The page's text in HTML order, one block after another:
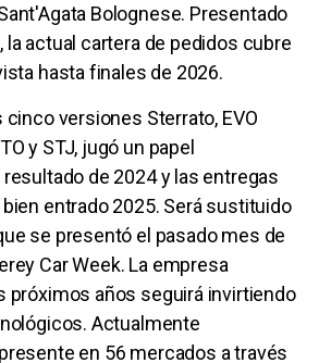
Bolognese. Presentado
la actual cartera de pedidos cubre
hasta finales de 2026.
cinco versiones Sterrato, EVO
y STJ, jugó un papel
de 2024 y las entregas
entrado 2025. Será sustituido
se presentó el pasado mes de
Car Week. La empresa
próximos años seguirá invirtiendo
Actualmente
en 56 mercados a través